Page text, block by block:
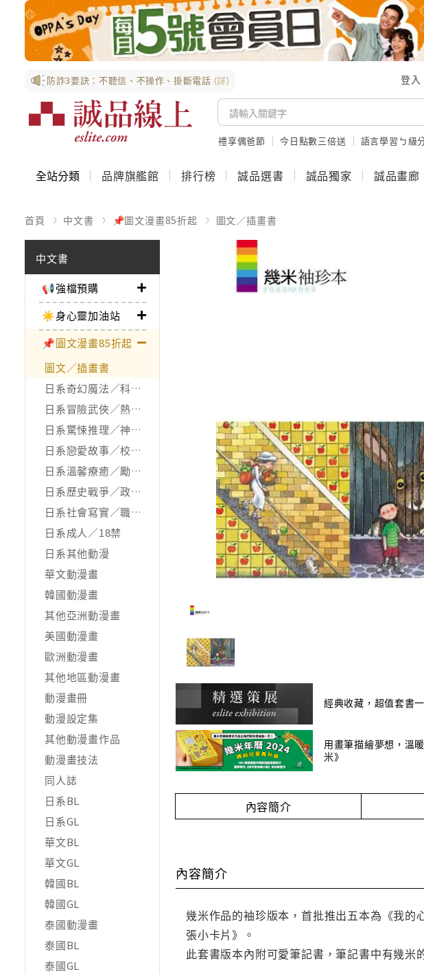
防詐3要訣：不聽信、不操作、掛斷電話 (詳) 登入
禮享偶爸節 今日點數三倍送 語言學習ㄅ級
全站分類 品牌旗艦館 排行榜 誠品選書 誠品獨家 誠品畫廊
首頁 中文書 📌圖文漫畫85折起 圖文／插畫書
中文書
📢強檔預購
☀️身心靈加油站
📌圖文漫畫85折起
圖文／插畫書
日系奇幻魔法／科幻冒險
日系冒險武俠／熱血運動
日系驚悚推理／神怪靈異
日系戀愛故事／校園青春
日系溫馨療癒／勵志搞笑
日系歷史戰爭／政治宗教
日系社會寫實／職場職人
日系成人／18禁
日系其他動漫
華文動漫畫
韓國動漫畫
其他亞洲動漫畫
美國動漫畫
歐洲動漫畫
其他地區動漫畫
動漫畫冊
動漫設定集
其他動漫畫作品
動漫畫技法
同人誌
日系BL
日系GL
華文BL
華文GL
韓國BL
韓國GL
泰國動漫畫
泰國BL
泰國GL
經典收藏，超值套書
用畫筆描繪夢想，溫
米》
內容簡介
內容簡介
幾米作品的袖珍版本，首批推出五本為《我
張小卡片》。
此套書版本內附可愛筆記書，筆記書中有幾米